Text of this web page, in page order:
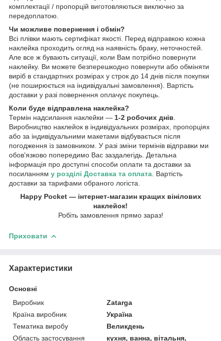
комплектації / пропорцій виготовляються виключно за
передоплатою.
Чи можливе повернення і обмін?
Всі плівки мають сертифікат якості. Перед відправкою кожна
наклейка проходить огляд на наявність браку, неточностей.
Але все ж бувають ситуації, коли Вам потрібно повернути
наклейку. Ви можете безперешкодно повернути або обміняти
виріб в стандартних розмірах у строк до 14 днів після покупки
(не поширюється на індивідуальні замовлення). Вартість
доставки у разі повернення оплачує покупець.
Коли буде відправлена наклейка?
Термін надсилання наклейки — 1-2 робочих днів
Виробництво наклейок в індивідуальних розмірах, пропорціях
або за індивідуальними макетами відбувається після
погодження із замовником. У разі зміни термінів відправки ми
обов'язково попередимо Вас заздалегідь. Детальна
інформація про доступні способи оплати та доставки за
посиланням у розділі Доставка та оплата . Вартість
доставки за тарифами обраного логіста.
Happy Pocket — інтернет-магазин кращих вінілових
наклейок!
Робіть замовлення прямо зараз!
Приховати
Характеристики
Основні
Виробник
Zatarga
Країна виробник
Україна
Тематика виробу
Великдень
Область застосування
кухня, ванна, вітальня,